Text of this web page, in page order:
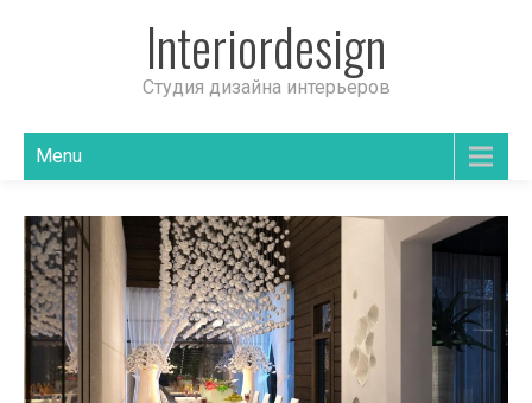
Interiordesign
Студия дизайна интерьеров
Menu